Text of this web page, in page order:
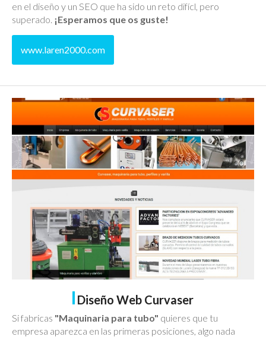
en el diseño y un SEO que ha sido un reto difícl, pero
superado. ¡Esperamos que os guste!
www.laren2000.com
Diseño Web Curvaser
Si fabricas "Maquinaria para tubo" quieres que tu
empresa aparezca en las primeras posiciones, algo nada